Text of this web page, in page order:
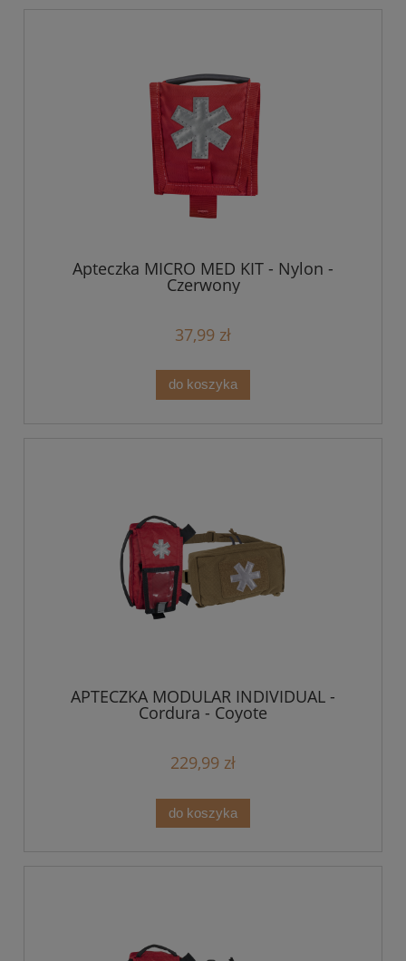
Apteczka MICRO MED KIT - Nylon -
Czerwony
37,99 zł
do koszyka
APTECZKA MODULAR INDIVIDUAL -
Cordura - Coyote
229,99 zł
do koszyka